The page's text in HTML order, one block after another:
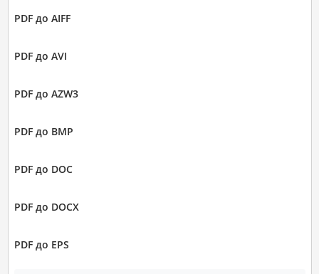
PDF до AIFF
PDF до AVI
PDF до AZW3
PDF до BMP
PDF до DOC
PDF до DOCX
PDF до EPS